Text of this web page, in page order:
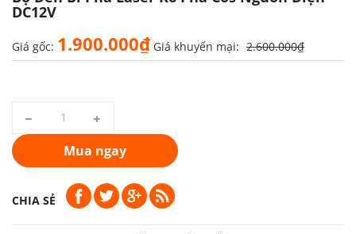
DC12V
Giá gốc: 1.900.000₫ Giá khuyến mại: 2.600.000₫
Mua ngay
CHIA SẺ